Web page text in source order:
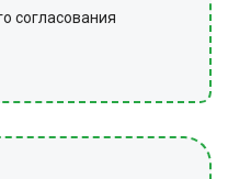
согласования